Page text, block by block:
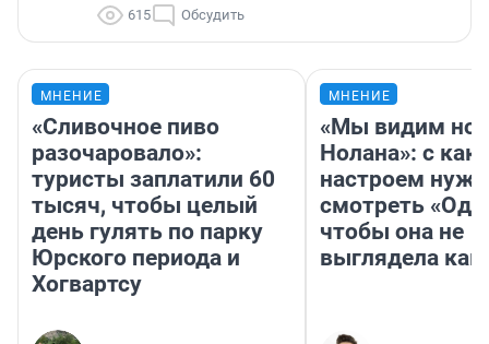
615 Обсудить
МНЕНИЕ
«Сливочное пиво
разочаровало»:
туристы заплатили 60
тысяч, чтобы целый
день гулять по парку
Юрского периода и
Хогвартсу
МНЕНИЕ
«Мы видим
Нолана»: с
настроем
смотреть
чтобы она не
выглядела как